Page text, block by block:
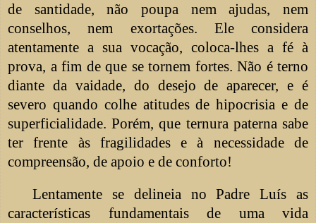
de santidade, não poupa nem ajudas, nem
conselhos, nem exortações. Ele considera
atentamente a sua vocação, coloca-lhes a fé à
prova, a fim de que se tornem fortes. Não é terno
diante da vaidade, do desejo de aparecer, e é
severo quando colhe atitudes de hipocrisia e de
superficialidade. Porém, que ternura paterna sabe
ter frente às fragilidades e à necessidade de
compreensão, de apoio e de conforto!
Lentamente se delineia no Padre Luís as
características fundamentais de uma vida